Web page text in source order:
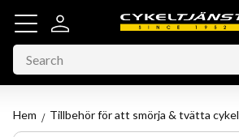
Menu
Hem Tillbehör för att smörja & tvätta cykel